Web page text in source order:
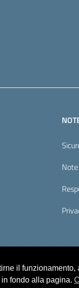
il
fondo alla pagina.